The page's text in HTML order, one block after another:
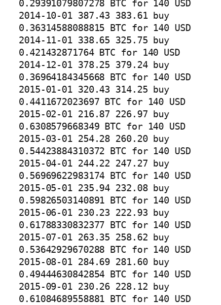
0.29391079807278 BTC for 140 USD
2014-10-01 387.43 383.61 buy
0.36314588088815 BTC for 140 USD
2014-11-01 338.65 325.75 buy
0.421432871764 BTC for 140 USD
2014-12-01 378.25 379.24 buy
0.36964184345668 BTC for 140 USD
2015-01-01 320.43 314.25 buy
0.4411672023697 BTC for 140 USD
2015-02-01 216.87 226.97 buy
0.6308579668349 BTC for 140 USD
2015-03-01 254.28 260.20 buy
0.54423884310372 BTC for 140 USD
2015-04-01 244.22 247.27 buy
0.56969622983174 BTC for 140 USD
2015-05-01 235.94 232.08 buy
0.59826503140891 BTC for 140 USD
2015-06-01 230.23 222.93 buy
0.61788330832377 BTC for 140 USD
2015-07-01 263.35 258.62 buy
0.53642929670288 BTC for 140 USD
2015-08-01 284.69 281.60 buy
0.49444630842854 BTC for 140 USD
2015-09-01 230.26 228.12 buy
0.61084689558881 BTC for 140 USD